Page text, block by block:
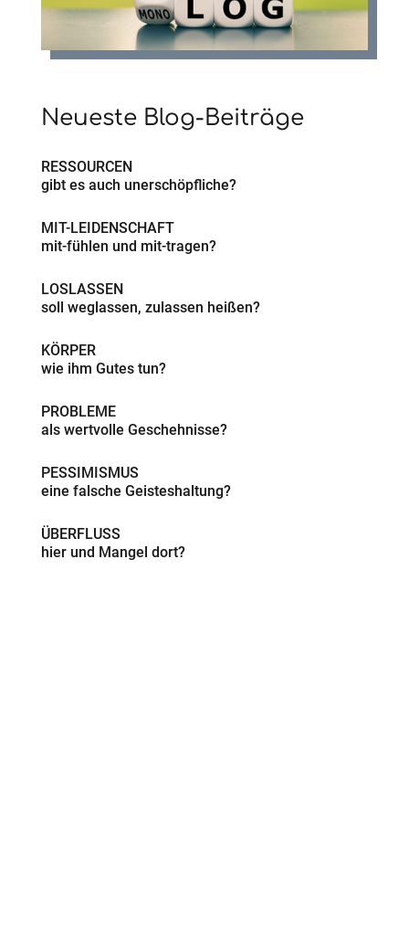
Neueste Blog-Beiträge
gibt es auch unerschöpfliche?
RESSOURCEN
mit-fühlen und mit-tragen?
MIT-LEIDENSCHAFT
soll weglassen, zulassen heißen?
LOSLASSEN
wie ihm Gutes tun?
KÖRPER
als wertvolle Geschehnisse?
PROBLEME
eine falsche Geisteshaltung?
PESSIMISMUS
hier und Mangel dort?
ÜBERFLUSS